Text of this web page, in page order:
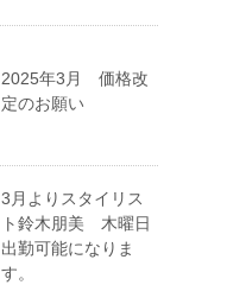
2025年3月 価格改
定のお願い
3月よりスタイリス
ト鈴木朋美 木曜日
出勤可能になりま
す。